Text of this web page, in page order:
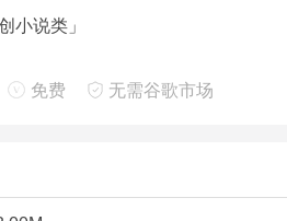
小说类」
咖CV，牵手少女心网游
免费 无需谷歌市场